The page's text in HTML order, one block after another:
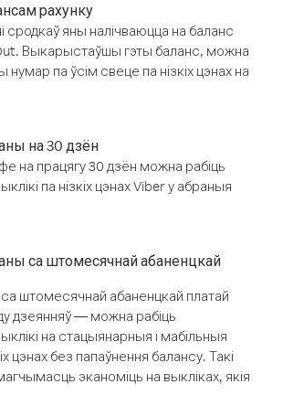
рахунку
сродкаў яны налічваюцца на баланс
Выкарыстаўшы гэты баланс, можна
нумар па ўсім свеце па нізкіх цэнах на
на 30 дзён
на працягу 30 дзён можна рабіць
па нізкіх цэнах Viber у абраныя
са штомесячнай абаненцкай
штомесячнай абаненцкай платай
дзеянняў — можна рабіць
на стацыянарныя і мабільныя
цэнах без папаўнення балансу. Такі
эканоміць на выкліках, якія